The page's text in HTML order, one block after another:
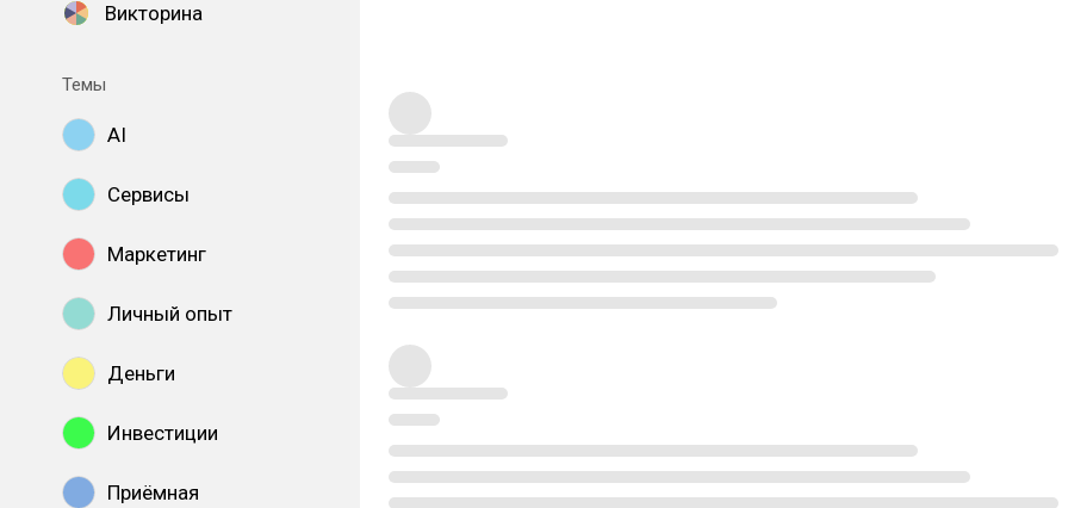
Викторина
Темы
AI
Сервисы
Маркетинг
Личный опыт
Деньги
Инвестиции
Приёмная